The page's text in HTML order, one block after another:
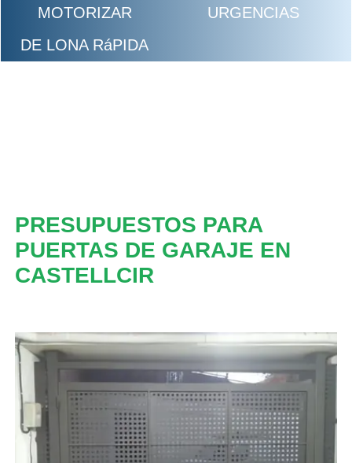
MOTORIZAR
URGENCIAS
DE LONA RáPIDA
PRESUPUESTOS PARA
PUERTAS DE GARAJE EN
CASTELLCIR